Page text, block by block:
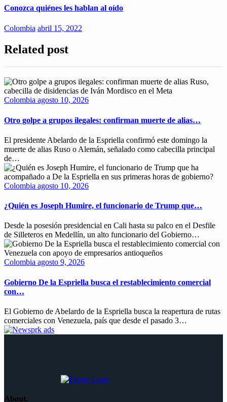
Conozca quiénes les hablan al oído
Colombia abril 15, 2022
Related post
Colombia agosto 10, 2026
Otro golpe a grupos ilegales: confirman muerte de alias…
El presidente Abelardo de la Espriella confirmó este domingo la
muerte de alias Ruso o Alemán, señalado como cabecilla principal
de…
Colombia agosto 10, 2026
¿Quién es Joseph Humire, el funcionario de Trump que…
Desde la posesión presidencial en Cali hasta su palco en el Desfile
de Silleteros en Medellín, un alto funcionario del Gobierno…
Colombia agosto 9, 2026
Gobierno De la Espriella busca el restablecimiento comercial
con…
El Gobierno de Abelardo de la Espriella busca la reapertura de rutas
comerciales con Venezuela, país que desde el pasado 3…
About.